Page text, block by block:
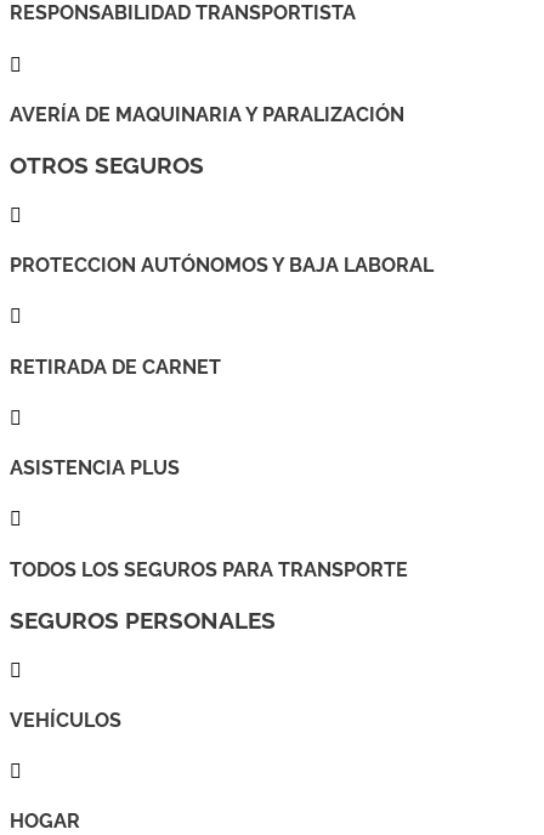
RESPONSABILIDAD TRANSPORTISTA

AVERÍA DE MAQUINARIA Y PARALIZACIÓN
OTROS SEGUROS

PROTECCION AUTÓNOMOS Y BAJA LABORAL

RETIRADA DE CARNET

ASISTENCIA PLUS

TODOS LOS SEGUROS PARA TRANSPORTE
SEGUROS PERSONALES

VEHÍCULOS

HOGAR